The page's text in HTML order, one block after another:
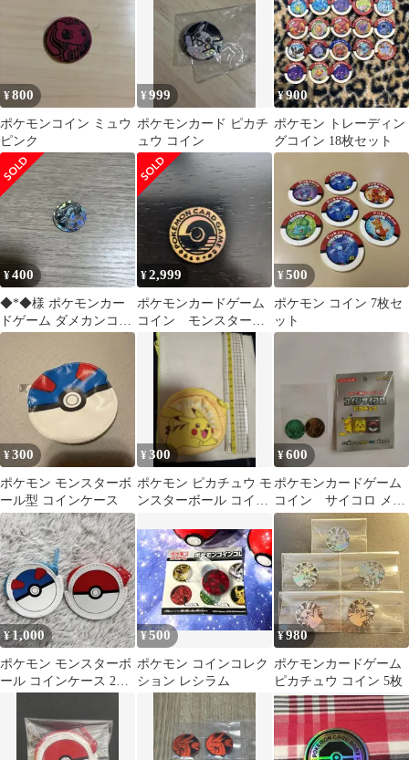
¥800
ポケモンコイン ミュウ
ピンク
¥999
ポケモンカード ピカチ
ュウ コイン
¥900
ポケモン トレーディン
グコイン 18枚セット
¥400
◆*◆様 ポケモンカー
ドゲーム ダメカンコイ
ン ミュウツー
¥2,999
ポケモンカードゲーム
コイン モンスターボ
ール
¥500
ポケモン コイン 7枚セ
ット
¥300
ポケモン モンスターボ
ール型 コインケース
¥300
ポケモン ピカチュウ モ
ンスターボール コイン
¥600
ポケモンカードゲーム
コイン サイコロ メガ
エルレイド メガリザ
ードン
¥1,000
ポケモン モンスターボ
ール コインケース 2種
¥500
ポケモン コインコレク
ション レシラム
¥980
ポケモンカードゲーム
ピカチュウ コイン 5枚